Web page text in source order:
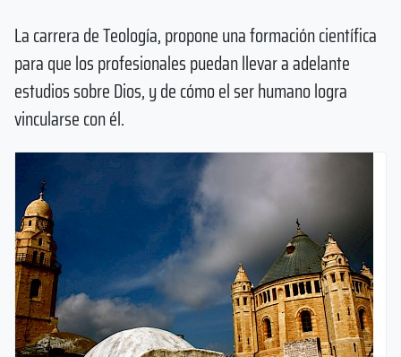
La carrera de Teología, propone una formación científica
para que los profesionales puedan llevar a adelante
estudios sobre Dios, y de cómo el ser humano logra
vincularse con él.